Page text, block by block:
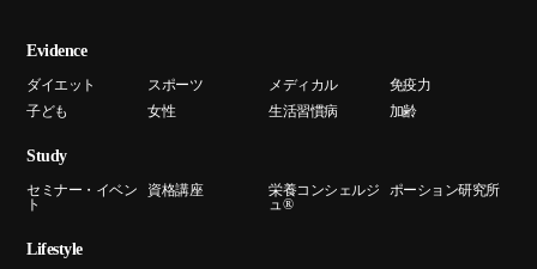
Evidence
ダイエット スポーツ メディカル
免疫力
子ども
女性 生活習慣病 加齢
Study
セミナー・イベン
ト
資格講座
栄養コンシェルジ
ュ®
ポーション研究所
Lifestyle